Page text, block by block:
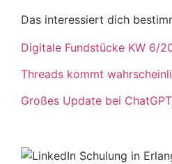
Das interessiert dich
Digitale Fundstücke KW 6/
Threads kommt
Großes Update bei